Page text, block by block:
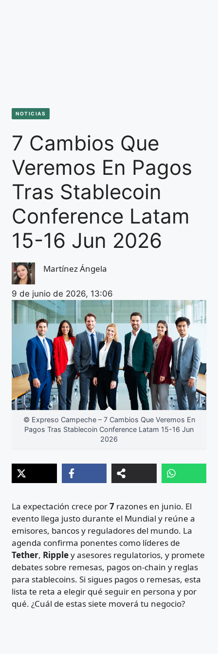
NOTICIAS
7 Cambios Que
Veremos En Pagos
Tras Stablecoin
Conference Latam
15-16 Jun 2026
Martínez Ángela
9 de junio de 2026, 13:06
© Expreso Campeche – 7 Cambios Que Veremos En
Pagos Tras Stablecoin Conference Latam 15-16 Jun
2026
La expectación crece por7 razones en junio. El
evento llega justo durante el Mundial y reúne a
emisores, bancos y reguladores del mundo. La
agenda confirma ponentes como líderes de
Tether, Rippley asesores regulatorios, y promete
debates sobre remesas, pagos on‑chain y reglas
para stablecoins. Si sigues pagos o remesas, esta
lista te reta a elegir qué seguir en persona y por
qué. ¿Cuál de estas siete moverá tu negocio?